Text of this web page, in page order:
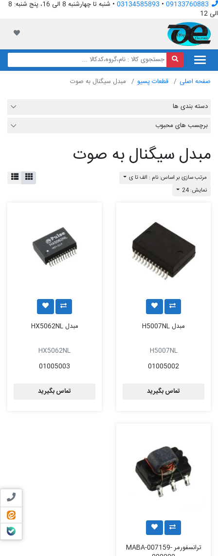
09133760883
•
03134585893
• شنبه تا چهارشنبه 8 الی 16، پنج شنبه: 8
الی 12
لیست
تماس
ایتا
بله
صفحه اصلی قطعات پسیو مبدل سیگنال به صوت
دسته بندی ها
برچسب های محبوب
مبدل سیگنال به صوت
مرتب سازی بر اساس: نام : الف تا ی
نمایش: 24
مبدل H5007NL
H5007NL
01005002
تماس بگیرید
مبدل HX5062NL
HX5062NL
01005003
تماس بگیرید
ترانسفورمر MABA-007159-